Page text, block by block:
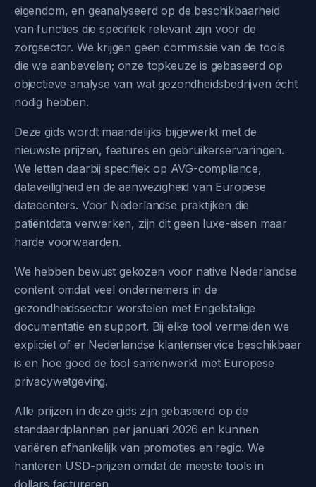
eigendom, en geanalyseerd op de beschikbaarheid
van functies die specifiek relevant zijn voor de
zorgsector. We krijgen geen commissie van de tools
die we aanbevelen; onze topkeuze is gebaseerd op
objectieve analyse van wat gezondheidsbedrijven écht
nodig hebben.
Deze gids wordt maandelijks bijgewerkt met de
nieuwste prijzen, features en gebruikerservaringen.
We letten daarbij specifiek op AVG-compliance,
dataveiligheid en de aanwezigheid van Europese
datacenters. Voor Nederlandse praktijken die
patiëntdata verwerken, zijn dit geen luxe-eisen maar
harde voorwaarden.
We hebben bewust gekozen voor native Nederlandse
content omdat veel ondernemers in de
gezondheidssector worstelen met Engelstalige
documentatie en support. Bij elke tool vermelden we
expliciet of er Nederlandse klantenservice beschikbaar
is en hoe goed de tool samenwerkt met Europese
privacywetgeving.
Alle prijzen in deze gids zijn gebaseerd op de
standaardplannen per januari 2026 en kunnen
variëren afhankelijk van promoties en regio. We
hanteren USD-prijzen omdat de meeste tools in
dollars factureren.